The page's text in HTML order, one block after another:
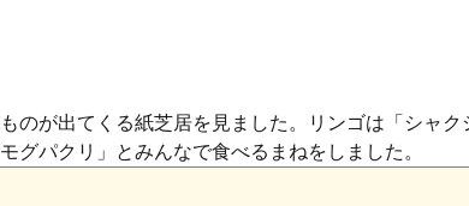
くる紙芝居を見ました。リンゴは「シャクシ
リ」とみんなで食べるまねをしました。